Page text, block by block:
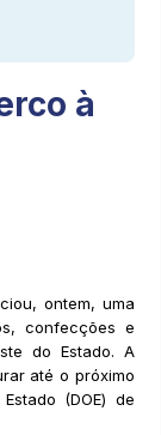
à
ontem, uma
confecções e
do Estado. A
até o próximo
(DOE) de